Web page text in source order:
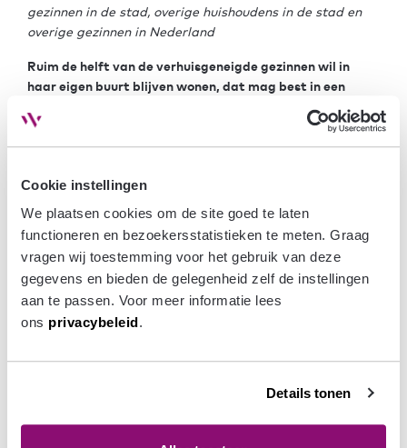
Cookie instellingen
We plaatsen cookies om de site goed te laten
functioneren en bezoekersstatistieken te meten. Graag
vragen wij toestemming voor het gebruik van deze
gegevens en bieden de gelegenheid zelf de instellingen
aan te passen. Voor meer informatie lees
ons privacybeleid.
Details tonen
gezinnen in de stad, overige huishoudens in de stad en
overige gezinnen in Nederland
Ruim de helft van de verhuisgeneigde gezinnen wil in
haar eigen buurt blijven wonen, dat mag best in een
Voor ongeveer de helft van de gezinnen in de stedelijke
gebieden is de woning de belangrijkste reden om te
omdat ze hun woning te klein vinden (48%). Daarnaast
mist 16% van de gezinnen een tuin en woont 12% liever in
een ander type woning.
Ontevredenheid met de woonomgeving is een andere
reden voor gezinnen om te verhuizen; 21% van de
gezinnen noemt dit de belangrijkste reden. Dit kan te
maken hebben met overlast, veiligheid, het type
dat gezinnen per se weg willen uit de buurt. Zo geeft
54% van de verhuisgeneigde gezinnen in stedelijke
blijven wonen. Dit percentage ligt op 50% voor gezinnen